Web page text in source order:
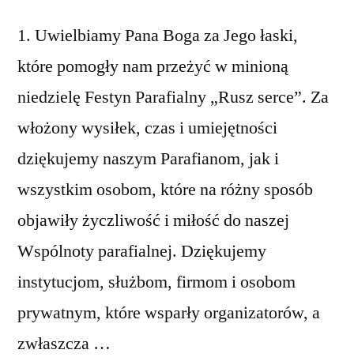
1. Uwielbiamy Pana Boga za Jego łaski,
które pomogły nam przeżyć w minioną
niedzielę Festyn Parafialny „Rusz serce”. Za
włożony wysiłek, czas i umiejętności
dziękujemy naszym Parafianom, jak i
wszystkim osobom, które na różny sposób
objawiły życzliwość i miłość do naszej
Wspólnoty parafialnej. Dziękujemy
instytucjom, służbom, firmom i osobom
prywatnym, które wsparły organizatorów, a
zwłaszcza …